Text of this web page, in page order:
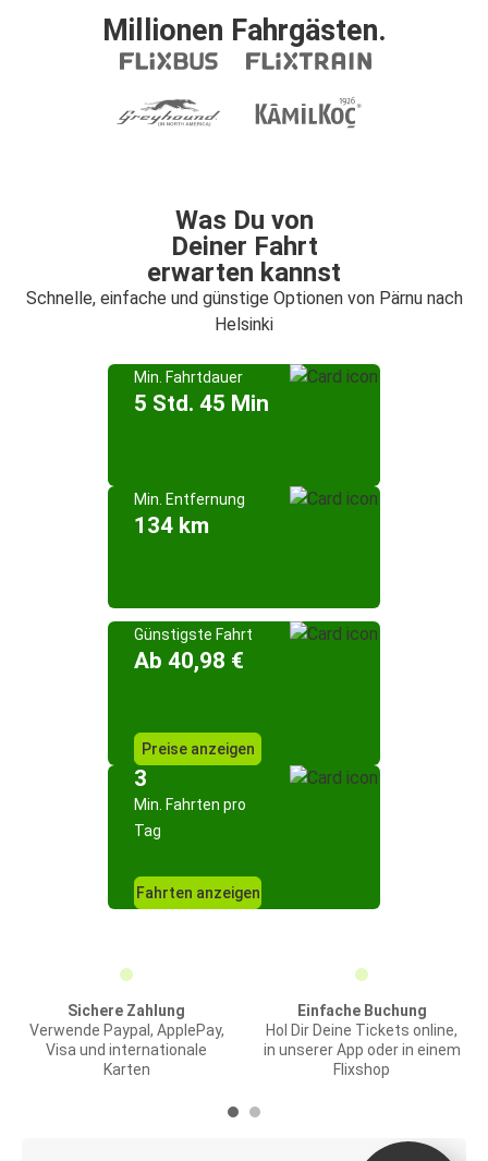
Millionen Fahrgästen.
Was Du von
Deiner Fahrt
erwarten kannst
Schnelle, einfache und günstige Optionen von Pärnu nach
Helsinki
Min. Fahrtdauer
5 Std. 45 Min
Min. Entfernung
134 km
Günstigste Fahrt
Ab 40,98 €
Preise anzeigen
3
Min. Fahrten pro
Tag
Fahrten anzeigen
Sichere Zahlung
Verwende Paypal, ApplePay,
Visa und internationale
Karten
Einfache Buchung
Hol Dir Deine Tickets online,
in unserer App oder in einem
Flixshop